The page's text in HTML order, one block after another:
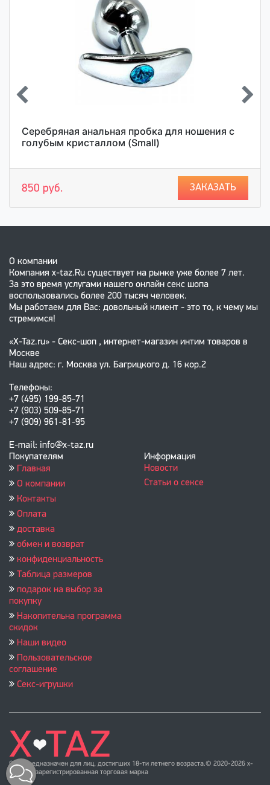
Серебряная анальная пробка для ношения с
голубым кристаллом (Small)
850 руб. ЗАКАЗАТЬ
О компании
Компания x-taz.Ru существует на рынке уже более 7 лет.
За это время услугами нашего онлайн секс шопа
воспользовались более 200 тысяч человек.
Мы работаем для Вас: довольный клиент - это то, к чему мы
стремимся!
«X-Taz.ru» - Секс-шоп , интернет-магазин интим товаров в
Москве
Наш адрес: г. Москва ул. Багрицкого д. 16 кор.2
Телефоны:
+7 (495) 199-85-71
+7 (903) 509-85-71
+7 (909) 961-81-95
E-mail: info@x-taz.ru
Покупателям
Главная
О компании
Контакты
Оплата
доставка
обмен и возврат
конфиденциальность
Таблица размеров
подарок на выбор за
покупку
Накопительна программа
скидок
Наши видео
Пользовательское
соглашение
Секс-игрушки
Информация
Новости
Статьи о сексе
Сайт предназначен для лиц, достигших 18-ти летнего возраста.© 2020-2026 x-
taz.ru ™ зарегистрированная торговая марка